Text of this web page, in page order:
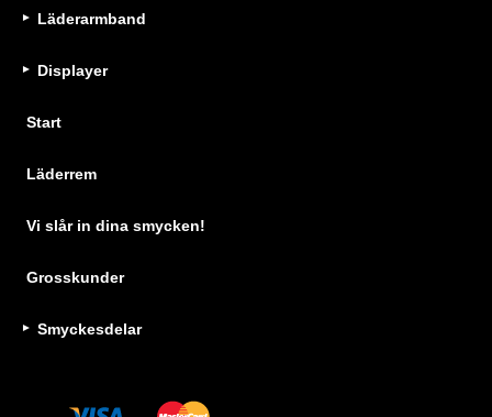
Läderarmband
Displayer
Start
Läderrem
Vi slår in dina smycken!
Grosskunder
Smyckesdelar